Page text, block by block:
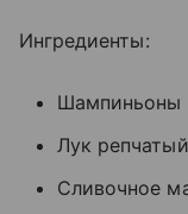
Ингредиенты:
Шампиньоны
Лук
Сливочное